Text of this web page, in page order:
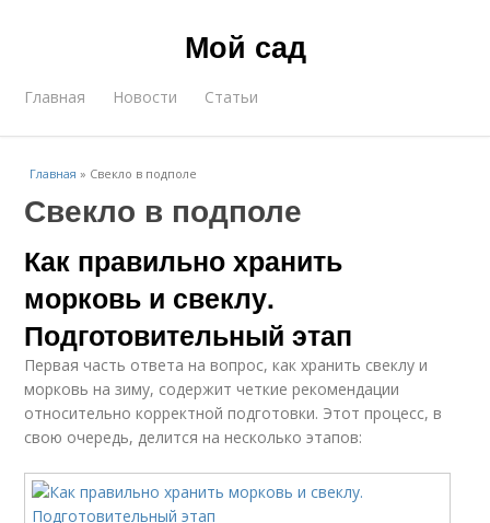
Мой сад
Главная Новости Статьи
Главная » Свекло в подполе
Свекло в подполе
Как правильно хранить
морковь и свеклу.
Подготовительный этап
Первая часть ответа на вопрос, как хранить свеклу и
морковь на зиму, содержит четкие рекомендации
относительно корректной подготовки. Этот процесс, в
свою очередь, делится на несколько этапов: